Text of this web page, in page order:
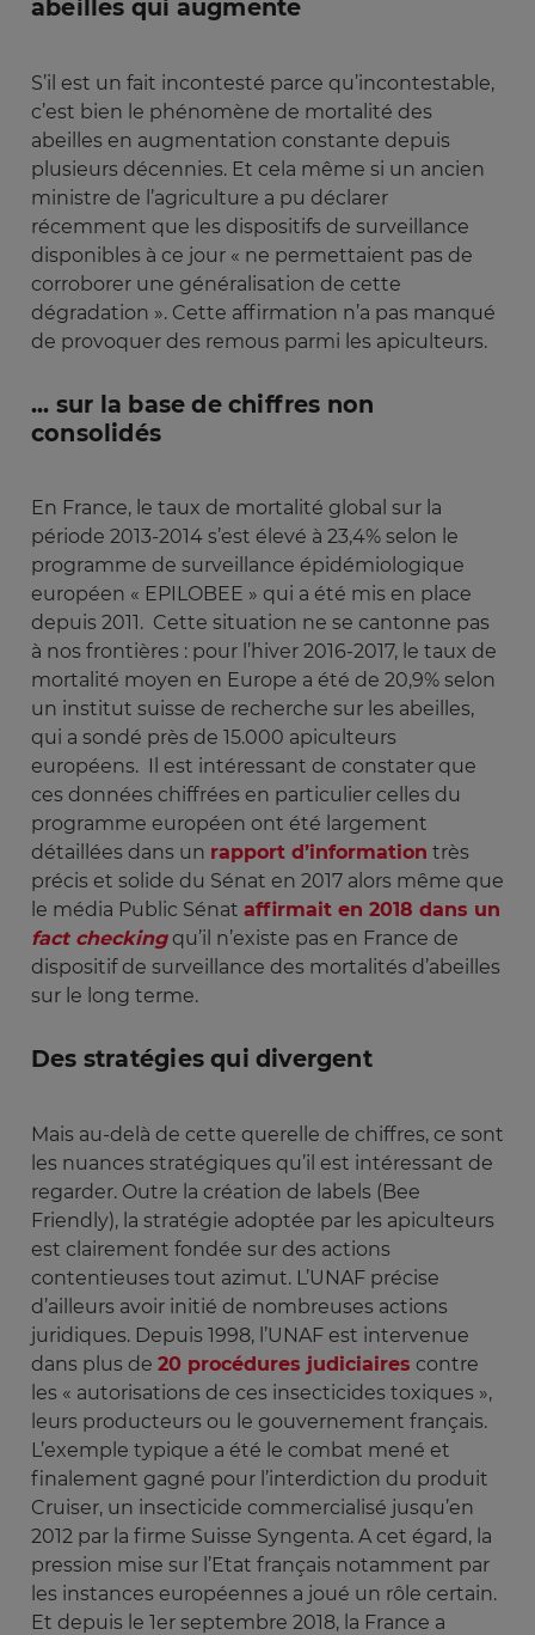
abeilles qui augmente
S’il est un fait incontesté parce qu’incontestable,
c’est bien le phénomène de mortalité des
abeilles en augmentation constante depuis
plusieurs décennies. Et cela même si un ancien
ministre de l’agriculture a pu déclarer
récemment que les dispositifs de surveillance
disponibles à ce jour « ne permettaient pas de
corroborer une généralisation de cette
dégradation ». Cette affirmation n’a pas manqué
de provoquer des remous parmi les apiculteurs.
... sur la base de chiffres non
consolidés
En France, le taux de mortalité global sur la
période 2013-2014 s’est élevé à 23,4% selon le
programme de surveillance épidémiologique
européen « EPILOBEE » qui a été mis en place
depuis 2011. Cette situation ne se cantonne pas
à nos frontières : pour l’hiver 2016-2017, le taux de
mortalité moyen en Europe a été de 20,9% selon
un institut suisse de recherche sur les abeilles,
qui a sondé près de 15.000 apiculteurs
européens. Il est intéressant de constater que
ces données chiffrées en particulier celles du
programme européen ont été largement
détaillées dans un rapport d’information très
précis et solide du Sénat en 2017 alors même que
le média Public Sénat affirmait en 2018 dans un
fact checkingqu’il n’existe pas en France de
dispositif de surveillance des mortalités d’abeilles
sur le long terme.
Des stratégies qui divergent
Mais au-delà de cette querelle de chiffres, ce sont
les nuances stratégiques qu’il est intéressant de
regarder. Outre la création de labels (Bee
Friendly), la stratégie adoptée par les apiculteurs
est clairement fondée sur des actions
contentieuses tout azimut. L’UNAF précise
d’ailleurs avoir initié de nombreuses actions
juridiques. Depuis 1998, l’UNAF est intervenue
dans plus de 20 procédures judiciaires contre
les « autorisations de ces insecticides toxiques »,
leurs producteurs ou le gouvernement français.
L’exemple typique a été le combat mené et
finalement gagné pour l’interdiction du produit
Cruiser, un insecticide commercialisé jusqu’en
2012 par la firme Suisse Syngenta. A cet égard, la
pression mise sur l’Etat français notamment par
les instances européennes a joué un rôle certain.
Et depuis le 1er septembre 2018, la France a